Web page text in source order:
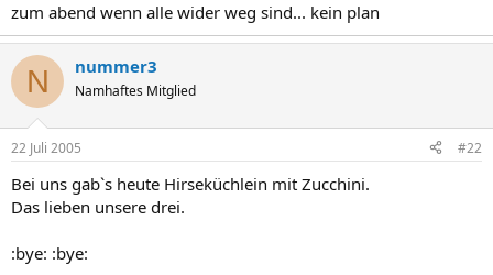
zum abend wenn alle wider weg sind... kein plan
N nummer3
Namhaftes Mitglied
22 Juli 2005 #22
Bei uns gab`s heute Hirseküchlein mit Zucchini.
Das lieben unsere drei.
:bye: :bye: